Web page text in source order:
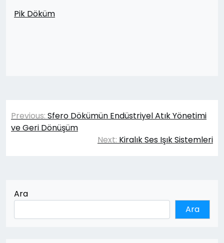
Pik Döküm
Yazı
gezinmesi
Previous: Sfero Dökümün Endüstriyel Atık Yönetimi
ve Geri Dönüşüm
Next: Kiralık Ses Işık Sistemleri
Ara
Ara